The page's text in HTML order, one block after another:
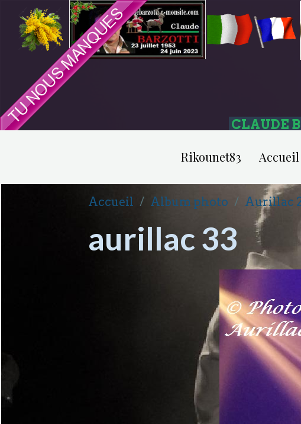
CLAUDE
Rikounet83 Accueil
Accueil Album photo Aurillac
aurillac 33